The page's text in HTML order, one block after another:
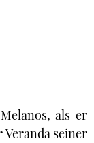
als er
seiner